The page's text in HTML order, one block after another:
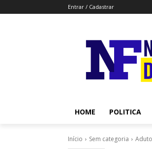
Entrar / Cadastrar
HOME POLITICA
Início Sem categoria